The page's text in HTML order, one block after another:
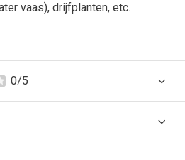
vaas), drijfplanten, etc.
0/5